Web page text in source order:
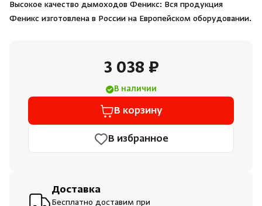
Душевые поддоны и системы слива
Высокое качество дымоходов Феникс: Вся продукция
Феникс изготовлена в России на Европейском оборудовании.
3 038 ₽
В наличии
В корзину
В избранное
Доставка
Бесплатно доставим при